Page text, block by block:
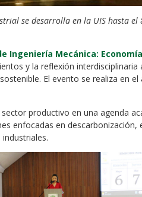
se desarrolla en la UIS hasta el
Ingeniería Mecánica:
y la reflexión interdisciplinaria
El evento se realiza en el
productivo en una agenda
enfocadas en descarbonización,